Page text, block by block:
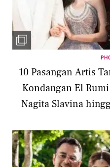
10 Pasangan Artis
Kondangan El
Nagita Slavina